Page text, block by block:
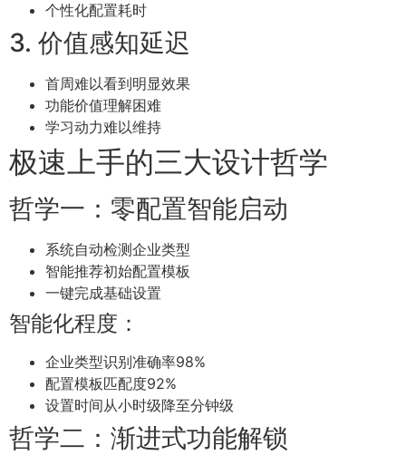
个性化配置耗时
3. 价值感知延迟
首周难以看到明显效果
功能价值理解困难
学习动力难以维持
极速上手的三大设计哲学
哲学一：零配置智能启动
系统自动检测企业类型
智能推荐初始配置模板
一键完成基础设置
智能化程度：
企业类型识别准确率98%
配置模板匹配度92%
设置时间从小时级降至分钟级
哲学二：渐进式功能解锁